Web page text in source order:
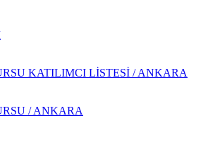
KATILIMCI LİSTESİ / ANKARA
/ ANKARA